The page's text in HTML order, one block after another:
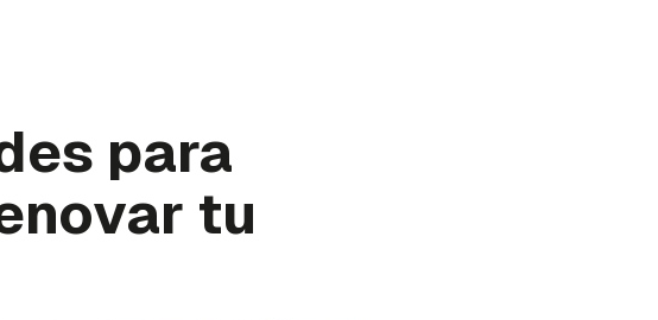
para
tu